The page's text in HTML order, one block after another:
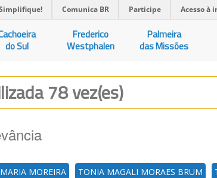
Comunica BR Participe Acesso à
do Sul
Frederico
Westphalen
Palmeira
das Missões
78 vez(es)
MOREIRA TONIA MAGALI MORAES BRUM